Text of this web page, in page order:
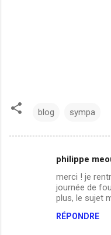
blog sympa
philippe
merci ! je
journée de
plus, le sujet
RÉPONDRE